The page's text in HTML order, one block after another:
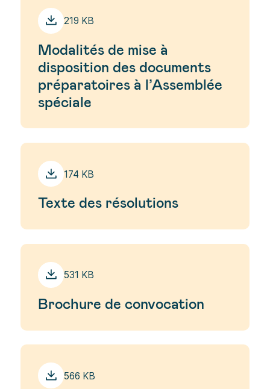
219 KB
Modalités de mise à
disposition des documents
préparatoires à l’Assemblée
spéciale
174 KB
Texte des résolutions
531 KB
Brochure de convocation
566 KB